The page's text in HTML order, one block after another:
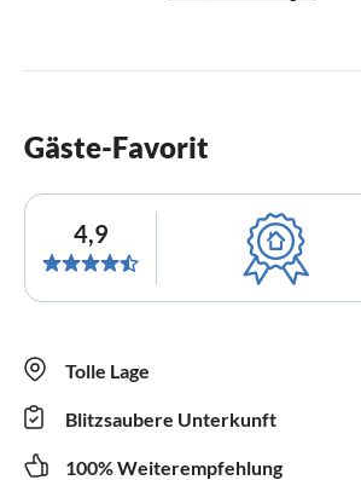
Gäste-Favorit
4,9
Tolle Lage
Blitzsaubere Unterkunft
100% Weiterempfehlung